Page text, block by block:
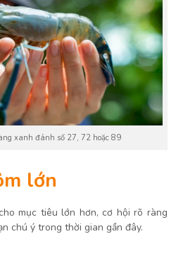
xanh đánh số 27, 72 hoặc 89
lớn
mục tiêu lớn hơn, cơ hội rõ ràng
chú ý trong thời gian gần đây.